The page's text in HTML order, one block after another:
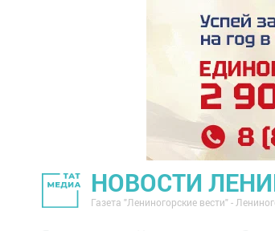
НОВОСТИ
Газета "Лениногорские вести" -